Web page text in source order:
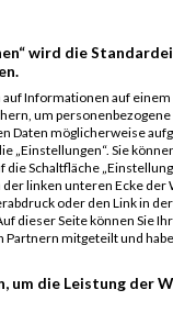
Deutsche
Position, TPos =
not finish, DQ =
wird die
Informationen auf einem
um
Daten möglicherweise
„Einstellungen“. Sie
Schaltfläche
linken unteren Ecke der
oder den Link in
dieser Seite können Sie
mitgeteilt und
um die Leistung der